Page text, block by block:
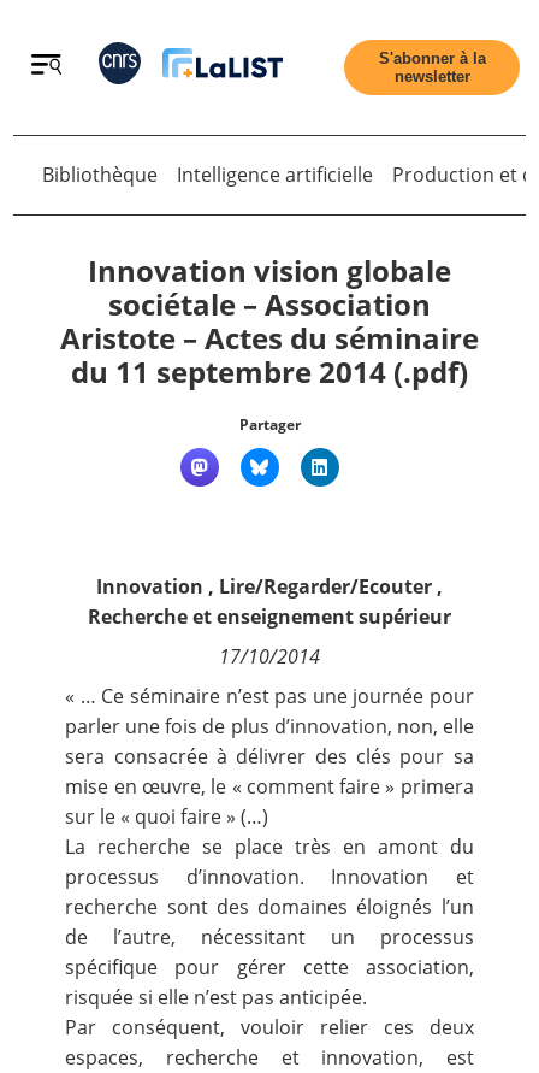
Retour
Accueil
Qui sommes nous ?
Nous suivre
S'abonner à la
newsletter
Bibliothèque Intelligence artificielle Production et
Innovation vision globale
sociétale – Association
Aristote – Actes du séminaire
du 11 septembre 2014 (.pdf)
Partager
Innovation , Lire/Regarder/Ecouter ,
Recherche et enseignement supérieur
17/10/2014
« … Ce séminaire n’est pas une journée pour
parler une fois de plus d’innovation, non, elle
sera consacrée à délivrer des clés pour sa
mise en œuvre, le « comment faire » primera
sur le « quoi faire » (…)
La recherche se place très en amont du
processus d’innovation. Innovation et
recherche sont des domaines éloignés l’un
de l’autre, nécessitant un processus
spécifique pour gérer cette association,
risquée si elle n’est pas anticipée.
Par conséquent, vouloir relier ces deux
espaces, recherche et innovation, est